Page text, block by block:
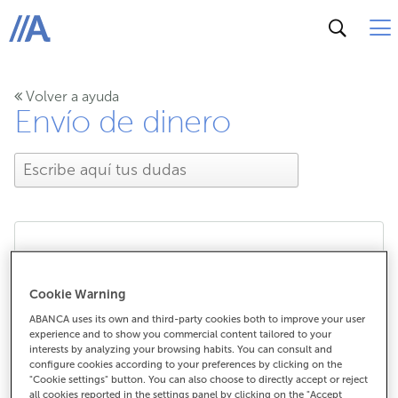
ABANCA
Volver a ayuda
Envío de dinero
seguro?
¿Es Hal-Cash un sistema seguro?
Cookie Warning
ABANCA uses its own and third-party cookies both to improve your user
experience and to show you commercial content tailored to your
interests by analyzing your browsing habits. You can consult and
configure cookies according to your preferences by clicking on the
"Cookie settings" button. You can also choose to directly accept or reject
all cookies reported in the settings panel by clicking on the "Accept